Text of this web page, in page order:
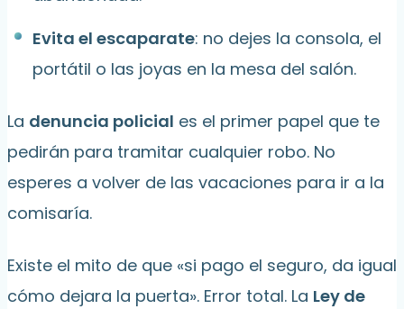
Evita el escaparate: no dejes la consola, el
portátil o las joyas en la mesa del salón.
La denuncia policial es el primer papel que te
pedirán para tramitar cualquier robo. No
esperes a volver de las vacaciones para ir a la
comisaría.
Existe el mito de que «si pago el seguro, da igual
cómo dejara la puerta». Error total. La Ley de